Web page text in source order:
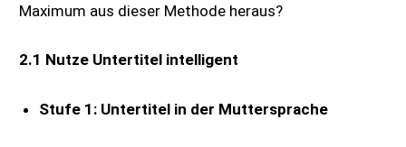
Maximum aus dieser Methode heraus?
2.1 Nutze Untertitel intelligent
Stufe 1: Untertitel in der Muttersprache